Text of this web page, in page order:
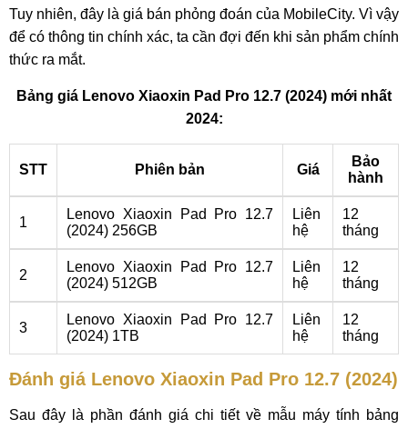
Tuy nhiên, đây là giá bán phỏng đoán của MobileCity. Vì vậy
để có thông tin chính xác, ta cần đợi đến khi sản phẩm chính
thức ra mắt.
Bảng giá Lenovo Xiaoxin Pad Pro 12.7 (2024) mới nhất
2024:
STT Phiên bản Giá
Bảo
hành
1
Lenovo Xiaoxin Pad Pro 12.7
(2024) 256GB
Liên
hệ
12
tháng
2
Lenovo Xiaoxin Pad Pro 12.7
(2024) 512GB
Liên
hệ
12
tháng
3
Lenovo Xiaoxin Pad Pro 12.7
(2024) 1TB
Liên
hệ
12
tháng
Đánh giá Lenovo Xiaoxin Pad Pro 12.7 (2024)
Sau đây là phần đánh giá chi tiết về mẫu máy tính bảng